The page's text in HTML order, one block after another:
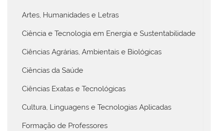
Artes, Humanidades e Letras
Ciência e Tecnologia em Energia e Sustentabilidade
Ciências Agrárias, Ambientais e Biológicas
Ciências da Saúde
Ciências Exatas e Tecnológicas
Cultura, Linguagens e Tecnologias Aplicadas
Formação de Professores